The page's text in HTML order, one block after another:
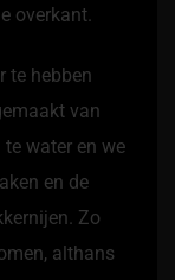
overkant.
te hebben
van
te water en we
en de
Zo
althans